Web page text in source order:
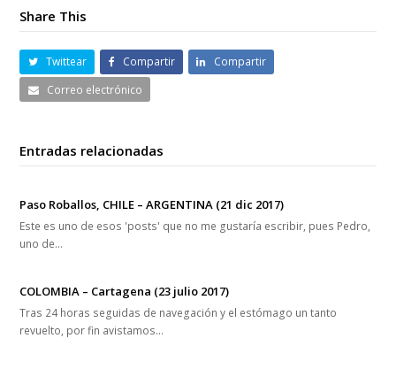
Share This
Twittear Compartir
Compartir
Correo electrónico
Entradas relacionadas
Paso Roballos, CHILE – ARGENTINA (21 dic 2017)
Este es uno de esos 'posts' que no me gustaría escribir, pues Pedro,
uno de…
COLOMBIA – Cartagena (23 julio 2017)
Tras 24 horas seguidas de navegación y el estómago un tanto
revuelto, por fin avistamos…